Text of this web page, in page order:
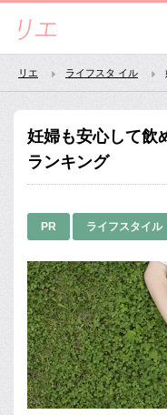
リエ ライフスタ イル
妊婦も安心して飲
ランキング
PR ライフスタイル